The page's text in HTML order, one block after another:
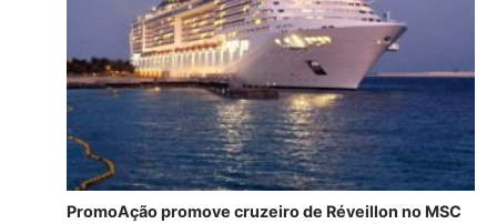
PromoAção promove cruzeiro de Réveillon no MSC